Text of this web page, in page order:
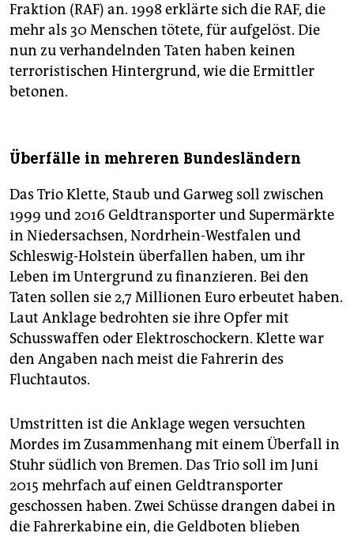
Fraktion (RAF) an. 1998 erklärte sich die RAF, die
mehr als 30 Menschen tötete, für aufgelöst. Die
nun zu verhandelnden Taten haben keinen
terroristischen Hintergrund, wie die Ermittler
betonen.
Überfälle in mehreren Bundesländern
Das Trio Klette, Staub und Garweg soll zwischen
1999 und 2016 Geldtransporter und Supermärkte
in Niedersachsen, Nordrhein-Westfalen und
Schleswig-Holstein überfallen haben, um ihr
Leben im Untergrund zu finanzieren. Bei den
Taten sollen sie 2,7 Millionen Euro erbeutet haben.
Laut Anklage bedrohten sie ihre Opfer mit
Schusswaffen oder Elektroschockern. Klette war
den Angaben nach meist die Fahrerin des
Fluchtautos.
Umstritten ist die Anklage wegen versuchten
Mordes im Zusammenhang mit einem Überfall in
Stuhr südlich von Bremen. Das Trio soll im Juni
2015 mehrfach auf einen Geldtransporter
geschossen haben. Zwei Schüsse drangen dabei in
die Fahrerkabine ein, die Geldboten blieben